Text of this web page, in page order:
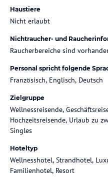
Haustiere
Nicht erlaubt
Nichtraucher- und
Raucherbereiche sind
Personal spricht folgende
Französisch, Englisch, Deutsch
Zielgruppe
Wellnessreisende,
Hochzeitsreisende, Urlaub zu
Singles
Hoteltyp
Wellnesshotel, Strandhotel,
Familienhotel, Resort